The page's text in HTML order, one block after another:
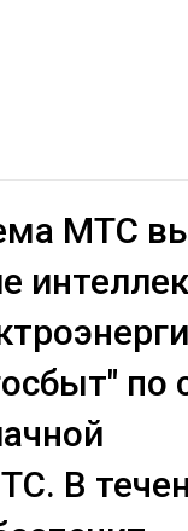
МТС
по
В